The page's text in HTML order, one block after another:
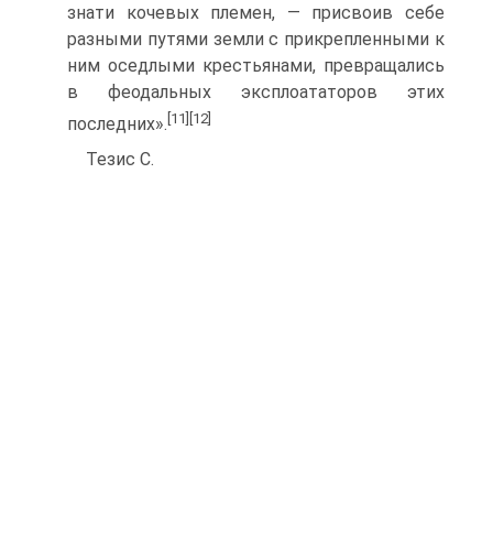
знати коче­вых племен, — присвоив себе
разными путями земли с при­крепленными к
ним оседлыми крестьянами, превращались
в феодальных эксплоататоров этих
последних». [11] [12]
Тезис С.